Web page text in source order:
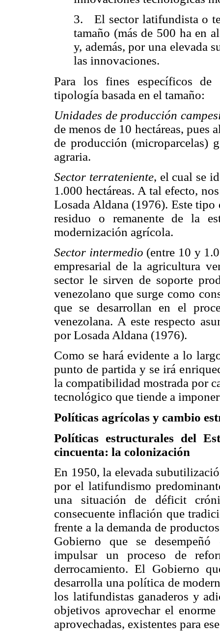
3.
El sector latifundista o
tamaño (más de 500 ha en
y, además, por una elevada
las innovaciones.
Para los fines específicos de
tipología basada en el tamaño:
Unidades de producción
de menos de 10 hectáreas, pues
de producción (microparcelas)
agraria.
Sector terrateniente, el cual se
1.000 hectáreas. A tal efecto,
Losada Aldana (1976). Este
residuo o remanente de la
modernización agrícola.
Sector intermedio (entre 10 y
empresarial de la agricultura
sector le sirven de soporte
venezolano que surge como
que se desarrollan en el
venezolana. A este respecto
por Losada Aldana (1976).
Como se hará evidente a lo
punto de partida y se irá
la compatibilidad mostrada por
tecnológico que tiende a
Políticas agrícolas y cambio
Políticas estructurales del
cincuenta: la colonización
En 1950, la elevada
por el latifundismo
una situación de déficit
consecuente inflación que
frente a la demanda de
Gobierno que se
impulsar un proceso de
derrocamiento. El Gobierno
desarrolla una política de
los latifundistas ganaderos y
objetivos aprovechar el
aprovechadas, existentes para